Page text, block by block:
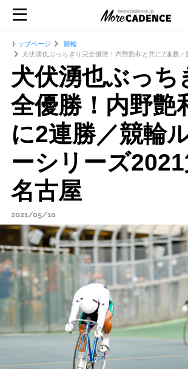
トップページ
競輪
犬伏湧也ぶっちぎり完全優勝！内野艶和と共に2連勝
犬伏湧也ぶっち
全優勝！内野艶
に2連勝／競輪
ーシリーズ
名古屋
2021/05/10